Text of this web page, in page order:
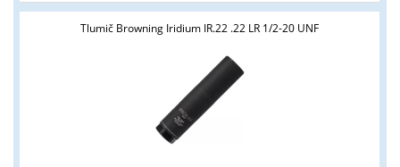
Tlumič Browning Iridium IR.22 .22 LR 1/2-20 UNF